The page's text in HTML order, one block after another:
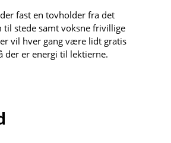
fast en tovholder fra det
til stede samt voksne frivillige
vil hver gang være lidt gratis
der er energi til lektierne.